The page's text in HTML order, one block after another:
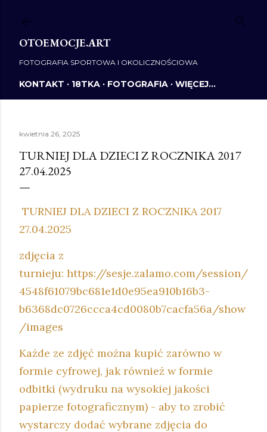
OTOEMOCJE.ART
FOTOGRAFIA SPORTOWA I OKOLICZNOŚCIOWA
KONTAKT 18TKA FOTOGRAFIA WIĘCEJ…
kwietnia 26, 2025
TURNIEJ DLA DZIECI Z ROCZNIKA 2017
27.04.2025
TURNIEJ DLA DZIECI Z ROCZNIKA 2017
27.04.2025
zdjęcia z
turnieju: https://sesje.zalamo.com/session/
4548f61079bc681e1d0e95ea910b16b3-
b6368dc0726ccca4cd0080b7cacfa56a/show
/images
Każde ze zdjęć można kupić zarówno w
formie cyfrowej, jak również w formie
odbitki (wydruku na wysokiej jakości
papierze fotograficznym) - aby to zrobić
wystarczy dodać wybrane zdjęcia do